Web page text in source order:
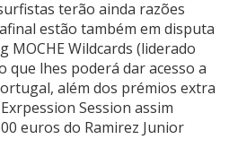
terão ainda razões
estão também em disputa
MOCHE Wildcards (liderado
que lhes poderá dar acesso a
além dos prémios extra
Session assim
euros do Ramirez Junior